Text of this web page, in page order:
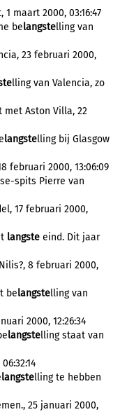
maart 2000, 03:16:47
belangstelling van
23 februari 2000,
lling van Valencia, zo
met Aston Villa, 22
langstelling bij Glasgow
februari 2000, 13:06:09
spits Pierre van
17 februari 2000,
langste eind. Dit jaar
8 februari 2000,
belangstelling van
2000, 12:26:34
langstelling staat van
langstelling te hebben
25 januari 2000,